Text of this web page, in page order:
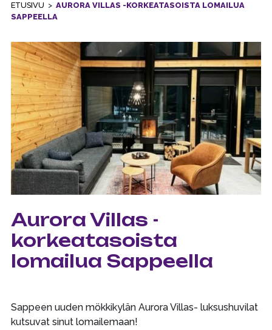
ETUSIVU > AURORA VILLAS -KORKEATASOISTA LOMAILUA
SAPPEELLA
Aurora Villas -
korkeatasoista
lomailua Sappeella
Sappeen uuden mökkikylän Aurora Villas- luksushuvilat
kutsuvat sinut lomailemaan!